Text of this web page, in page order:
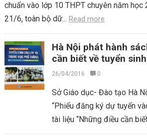
chuẩn vào lớp 10 THPT chuyên năm
21/6, toàn bộ dữ... Read more
Hà Nội phát hành
cần biết về tuyển
26/04/2016 0
Sở Giáo dục- Đào tạo Hà
“Phiếu đăng ký dự tuyển
tài liệu “Những điều cần